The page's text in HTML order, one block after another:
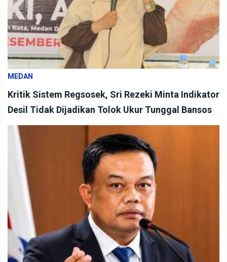
MEDAN
Kritik Sistem Regsosek, Sri Rezeki Minta Indikator
Desil Tidak Dijadikan Tolok Ukur Tunggal Bansos